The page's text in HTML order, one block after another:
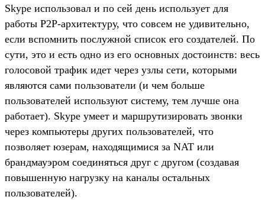
Skype использовал и по сей день использует для
работы P2P-архитектуру, что совсем не удивительно,
если вспомнить послужной список его создателей. По
сути, это и есть одно из его основных достоинств: весь
голосовой трафик идет через узлы сети, которыми
являются сами пользователи (и чем больше
пользователей используют систему, тем лучше она
работает). Skype умеет и маршрутизировать звонки
через компьютеры других пользователей, что
позволяет юзерам, находящимися за NAT или
брандмауэром соединяться друг с другом (создавая
повышенную нагрузку на каналы остальных
пользователей).